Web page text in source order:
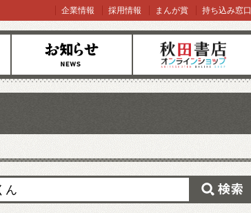
お知らせ オンラインショップ
企業情報 採用情報 まんが賞 持ち込み窓口